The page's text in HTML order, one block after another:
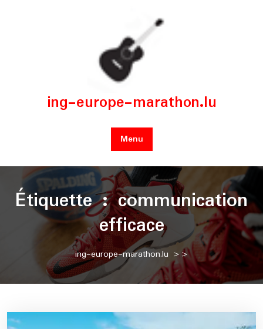
ing-europe-marathon.lu
Menu
Étiquette :communication
efficace
ing-europe-marathon.lu >>